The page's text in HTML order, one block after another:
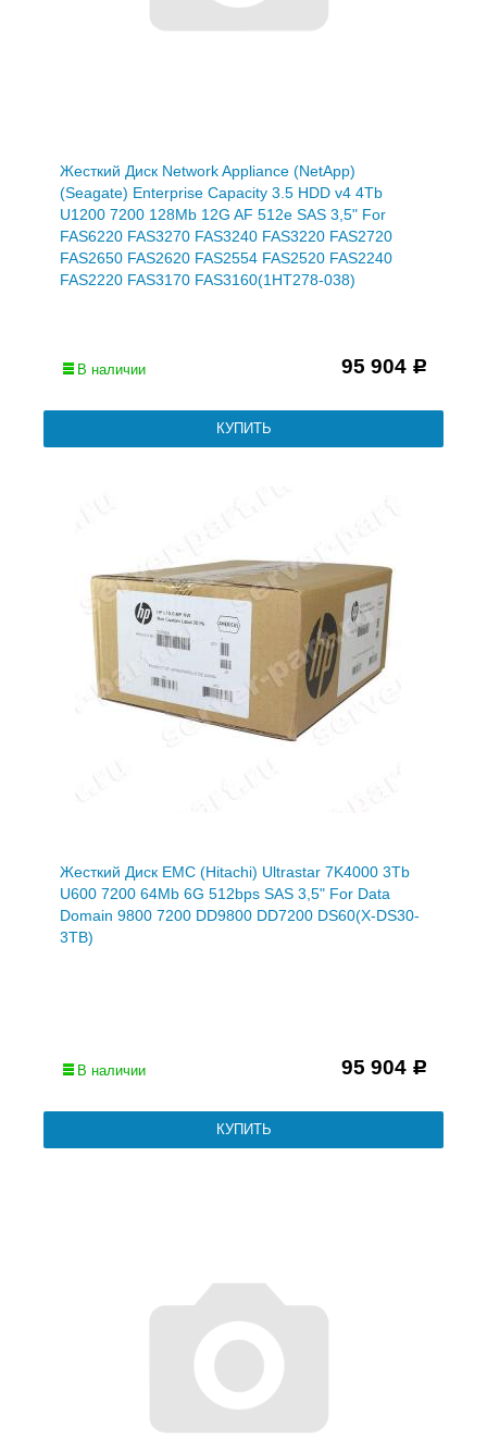
Жесткий Диск Network Appliance (NetApp)
(Seagate) Enterprise Capacity 3.5 HDD v4 4Tb
U1200 7200 128Mb 12G AF 512e SAS 3,5" For
FAS6220 FAS3270 FAS3240 FAS3220 FAS2720
FAS2650 FAS2620 FAS2554 FAS2520 FAS2240
FAS2220 FAS3170 FAS3160(1HT278-038)
В наличии 95 904 Р
Жесткий Диск EMC (Hitachi) Ultrastar 7K4000 3Tb
U600 7200 64Mb 6G 512bps SAS 3,5" For Data
Domain 9800 7200 DD9800 DD7200 DS60(X-DS30-
3TB)
В наличии 95 904 Р